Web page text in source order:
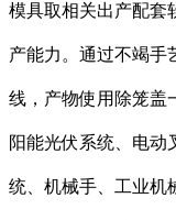
模具取相关出产配套
产能力。通过不竭手
线，产物使用除笼盖
阳能光伏系统、电动
统、机械手、工业机